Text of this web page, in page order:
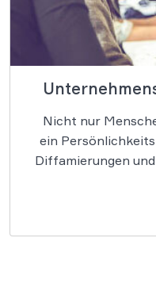
Nicht nur
ein
Diffamierungen